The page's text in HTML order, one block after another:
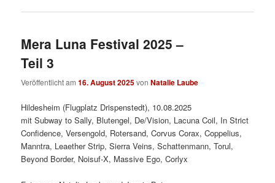
Mera Luna Festival 2025 –
Teil 3
Veröffentlicht am16. August 2025vonNatalie Laube
Hildesheim (Flugplatz Drispenstedt), 10.08.2025
mit Subway to Sally, Blutengel, De/Vision, Lacuna Coil, In Strict
Confidence, Versengold, Rotersand, Corvus Corax, Coppelius,
Manntra, Leaether Strip, Sierra Veins, Schattenmann, Torul,
Beyond Border, Noisuf-X, Massive Ego, Corlyx